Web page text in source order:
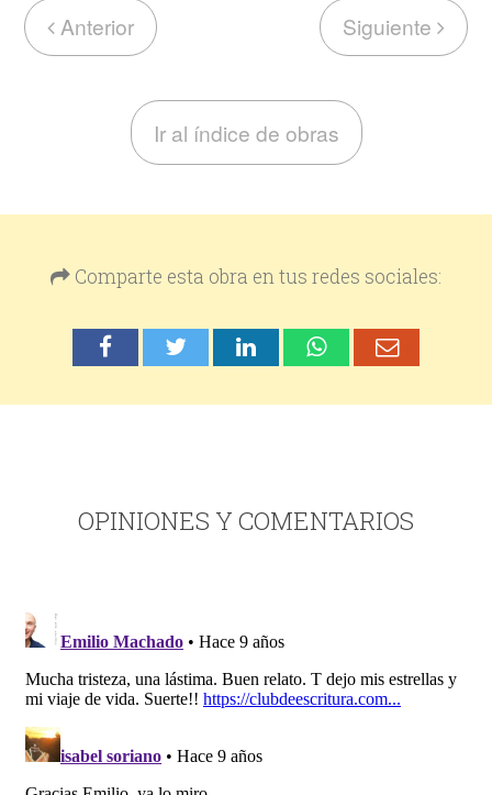
Anterior Siguiente
Ir al índice de obras
Comparte esta obra en tus redes sociales:
OPINIONES Y COMENTARIOS